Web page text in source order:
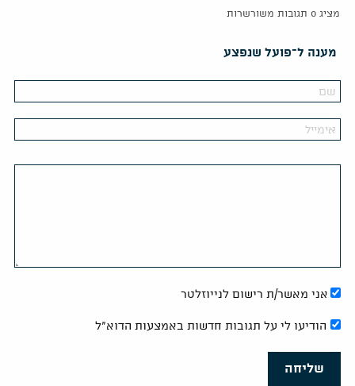
מציג 0 תגובות משורשרות
מענה ל־פועל שנפצע
אני מאשר/ת רישום לנייוזלטר
הודיעו לי על תגובות חדשות באמצעות הדוא"ל
שליחה